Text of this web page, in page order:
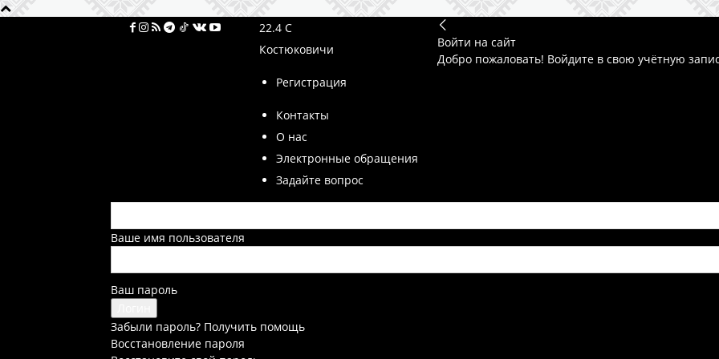
22.4 C
Костюковичи
Регистрация
Контакты
О нас
Электронные обращения
Задайте вопрос
Войти на сайт
Добро пожаловать! Войдите в свою учётную
Ваше имя пользователя
Ваш пароль
Забыли пароль? Получить помощь
Восстановление пароля